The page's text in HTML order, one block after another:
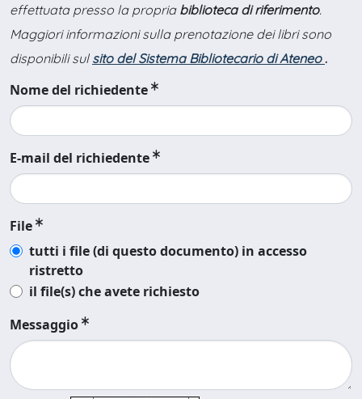
effettuata presso la propria biblioteca di riferimento.
Maggiori informazioni sulla prenotazione dei libri sono
disponibili sul sito del Sistema Bibliotecario di Ateneo .
Nome del richiedente
E-mail del richiedente
File
tutti i file (di questo documento) in accesso
ristretto
il file(s) che avete richiesto
Messaggio